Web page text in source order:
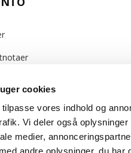
cookies
vores indhold og
Vi deler også
medier,
oplysninger